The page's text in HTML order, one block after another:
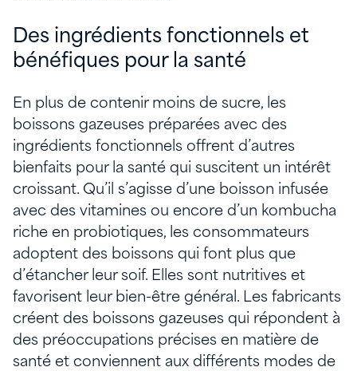
Des ingrédients fonctionnels et
bénéfiques pour la santé
En plus de contenir moins de sucre, les
boissons gazeuses préparées avec des
ingrédients fonctionnels offrent d’autres
bienfaits pour la santé qui suscitent un intérêt
croissant. Qu’il s’agisse d’une boisson infusée
avec des vitamines ou encore d’un kombucha
riche en probiotiques, les consommateurs
adoptent des boissons qui font plus que
d’étancher leur soif. Elles sont nutritives et
favorisent leur bien-être général. Les fabricants
créent des boissons gazeuses qui répondent à
des préoccupations précises en matière de
santé et conviennent aux différents modes de